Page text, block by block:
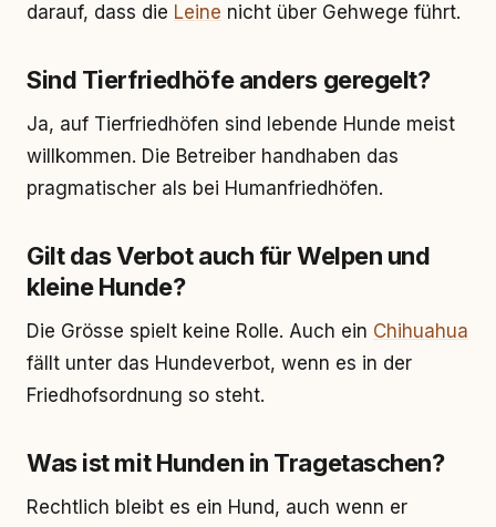
darauf, dass die Leine nicht über Gehwege führt.
Sind Tierfriedhöfe anders geregelt?
Ja, auf Tierfriedhöfen sind lebende Hunde meist
willkommen. Die Betreiber handhaben das
pragmatischer als bei Humanfriedhöfen.
Gilt das Verbot auch für Welpen und
kleine Hunde?
Die Grösse spielt keine Rolle. Auch ein Chihuahua
fällt unter das Hundeverbot, wenn es in der
Friedhofsordnung so steht.
Was ist mit Hunden in Tragetaschen?
Rechtlich bleibt es ein Hund, auch wenn er